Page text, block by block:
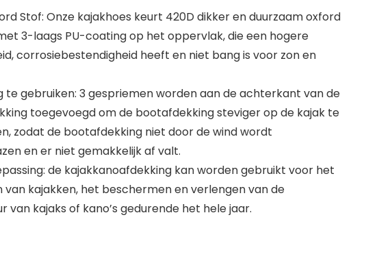
Stof: Onze kajakhoes keurt 420D dikker en duurzaam oxford
3-laags PU-coating op het oppervlak, die een hogere
corrosiebestendigheid heeft en niet bang is voor zon en
te gebruiken: 3 gespriemen worden aan de achterkant van de
toegevoegd om de bootafdekking steviger op de kajak te
zodat de bootafdekking niet door de wind wordt
en er niet gemakkelijk af valt.
de kajakkanoafdekking kan worden gebruikt voor het
van kajakken, het beschermen en verlengen van de
van kajaks of kano’s gedurende het hele jaar.